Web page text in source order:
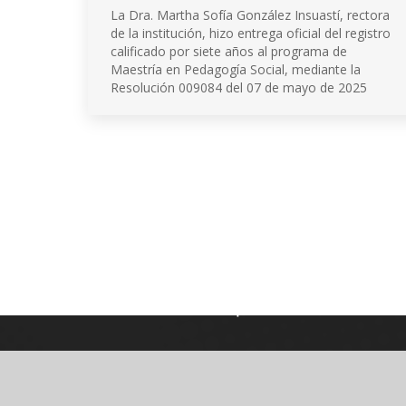
La Dra. Martha Sofía González Insuastí, rectora
de la institución, hizo entrega oficial del registro
calificado por siete años al programa de
Maestría en Pedagogía Social, mediante la
Resolución 009084 del 07 de mayo de 2025